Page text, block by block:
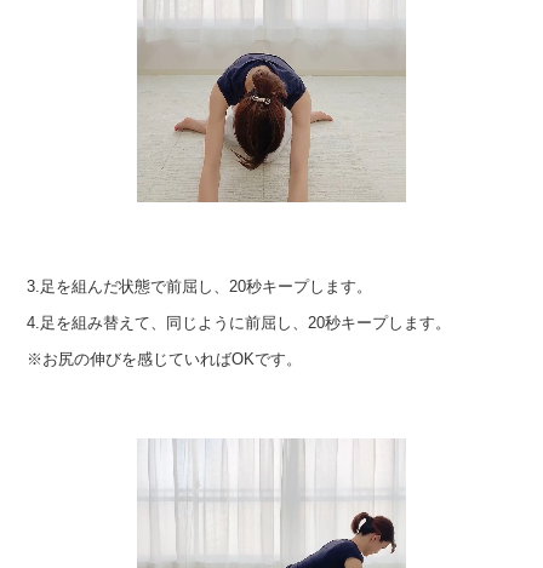
3.足を組んだ状態で前屈し、20秒キープします。
4.足を組み替えて、同じように前屈し、20秒キープします。
※お尻の伸びを感じていればOKです。